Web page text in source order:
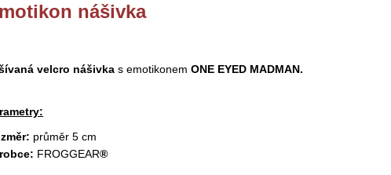
nášivka
velcro nášivka s emotikonem ONE EYED MADMAN.
průměr 5 cm
FROGGEAR®